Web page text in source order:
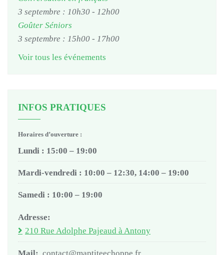
3 septembre : 10h30 - 12h00
Goûter Séniors
3 septembre : 15h00 - 17h00
Voir tous les événements
INFOS PRATIQUES
Horaires d’ouverture :
Lundi : 15:00 – 19:00
Mardi-vendredi : 10:00 – 12:30, 14:00 – 19:00
Samedi : 10:00 – 19:00
Adresse:
210 Rue Adolphe Pajeaud à Antony